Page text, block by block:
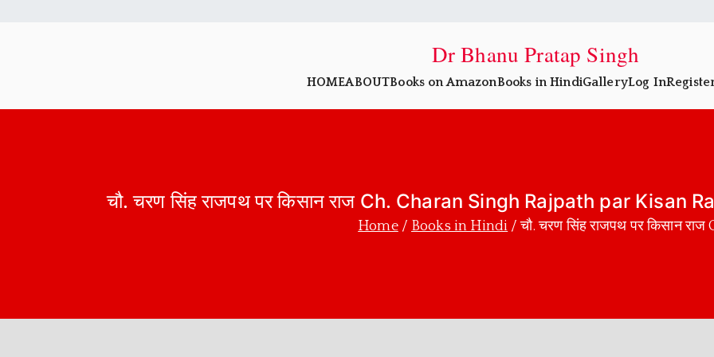
Dr Bhanu Pratap Singh
HOMEABOUTBooks on AmazonBooks in HindiGalleryLog In
चौ. चरण सिंह राजपथ पर किसान राज Ch. Charan Singh Rajpath par Kisan
Home Books in Hindi चौ. चरण सिंह राजपथ पर किसान